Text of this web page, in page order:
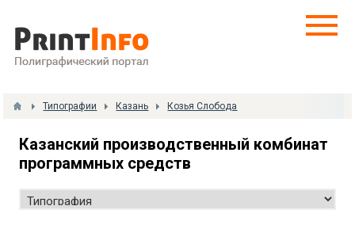
Типографии Казань Козья Слобода
Казанский производственный комбинат
программных средств